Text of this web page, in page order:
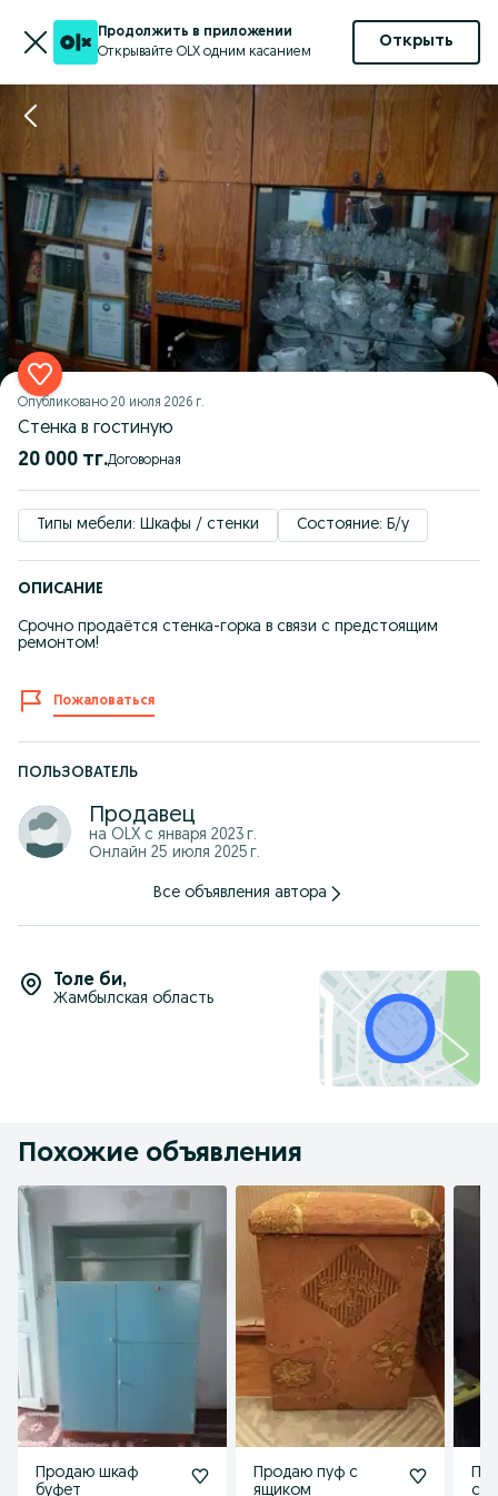
Продолжить в приложении
Открывайте OLX одним касанием
Открыть
Опубликовано 20 июля 2026 г.
Стенка в гостиную
20 000 тг. Договорная
Типы мебели: Шкафы / стенки Состояние: Б/у
ОПИСАНИЕ
Срочно продаётся стенка-горка в связи с предстоящим
ремонтом!
Пожаловаться
ПОЛЬЗОВАТЕЛЬ
Продавец
на OLX с января 2023 г.
Онлайн 25 июля 2025 г.
Все объявления автора
Толе би,
Жамбылская область
Похожие объявления
Продаю шкаф
буфет
Продаю пуф с
ящиком